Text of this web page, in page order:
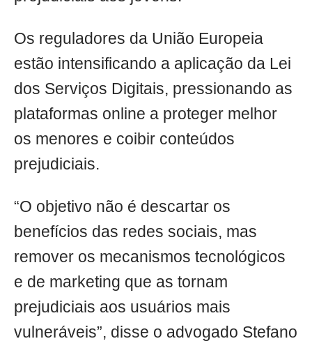
Os reguladores da União Europeia
estão intensificando a aplicação da Lei
dos Serviços Digitais, pressionando as
plataformas online a proteger melhor
os menores e coibir conteúdos
prejudiciais.
“O objetivo não é descartar os
benefícios das redes sociais, mas
remover os mecanismos tecnológicos
e de marketing que as tornam
prejudiciais aos usuários mais
vulneráveis”, disse o advogado Stefano